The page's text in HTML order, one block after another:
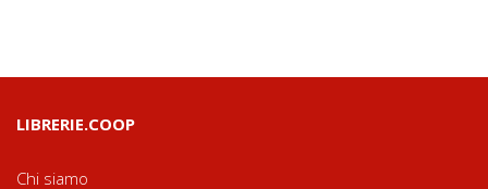
LIBRERIE.COOP
Chi siamo